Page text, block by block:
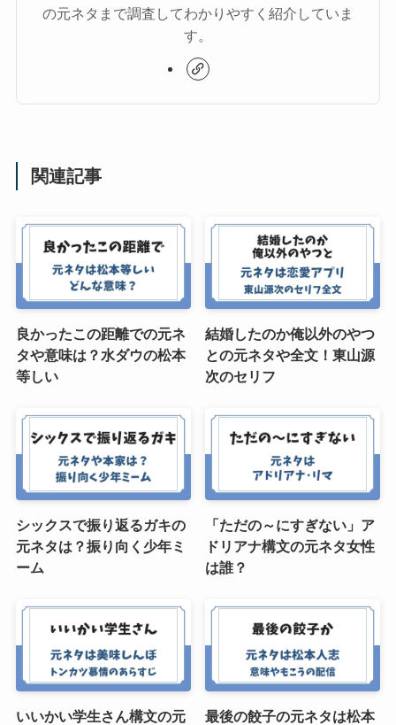
の元ネタまで調査してわかりやすく紹介していま
す。
関連記事
良かったこの距離での元ネ
タや意味は？水ダウの松本
等しい
結婚したのか俺以外のやつ
との元ネタや全文！東山源
次のセリフ
シックスで振り返るガキの
元ネタは？振り向く少年ミ
ーム
「ただの～にすぎない」ア
ドリアナ構文の元ネタ女性
は誰？
いいかい学生さん構文の元
最後の餃子の元ネタは松本